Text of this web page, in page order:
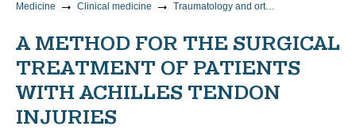
Medicine Clinical medicine Traumatology and orthopedics
A METHOD FOR THE SURGICAL
TREATMENT OF PATIENTS
WITH ACHILLES TENDON
INJURIES